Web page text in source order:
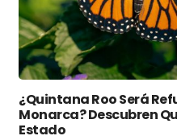
¿Quintana Roo Será
Monarca? Descubren
Estado